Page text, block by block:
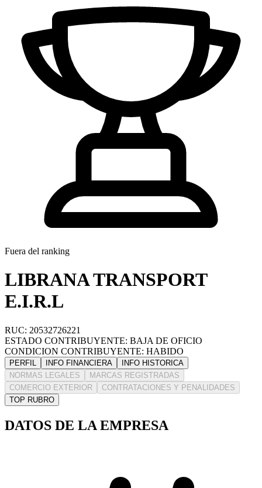
Fuera del ranking
LIBRANA TRANSPORT
E.I.R.L
RUC: 20532726221
ESTADO CONTRIBUYENTE: BAJA DE OFICIO
CONDICION CONTRIBUYENTE: HABIDO
PERFIL INFO FINANCIERA
INFO HISTORICA
NORMAS LEGALES
MARCAS REGISTRADAS
COMERCIO EXTERIOR
CONTRATACIONES Y PENALIDADES
TOP RUBRO
DATOS DE LA EMPRESA